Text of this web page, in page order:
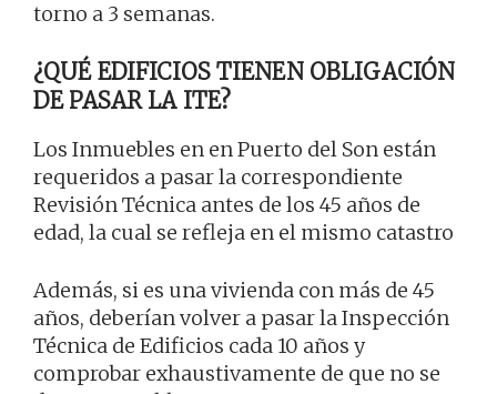
torno a 3 semanas.
¿QUÉ EDIFICIOS TIENEN OBLIGACIÓN
DE PASAR LA ITE?
Los Inmuebles en en Puerto del Son están
requeridos a pasar la correspondiente
Revisión Técnica antes de los 45 años de
edad, la cual se refleja en el mismo catastro
Además, si es una vivienda con más de 45
años, deberían volver a pasar la Inspección
Técnica de Edificios cada 10 años y
comprobar exhaustivamente de que no se